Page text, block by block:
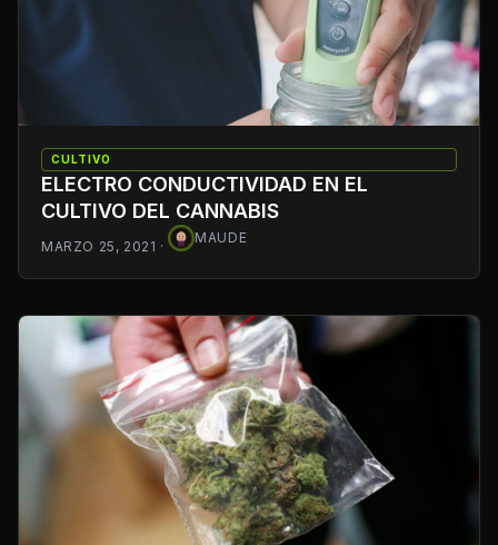
CULTIVO
ELECTRO CONDUCTIVIDAD EN EL
CULTIVO DEL CANNABIS
MARZO 25, 2021 ·
MAUDE